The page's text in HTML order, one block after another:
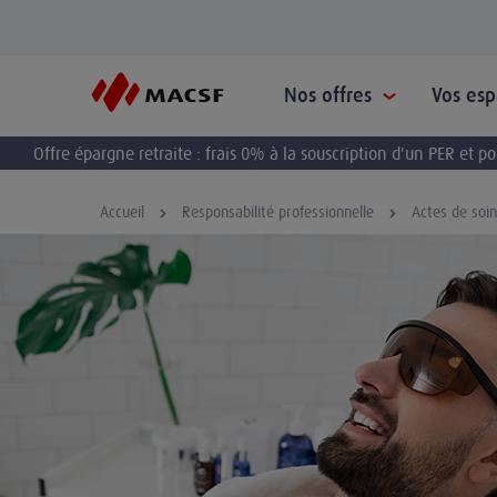
Nos offres Vos
Offre épargne retraite : frais 0% à la souscription d'un PER et
Accueil Responsabilité professionnelle Actes de